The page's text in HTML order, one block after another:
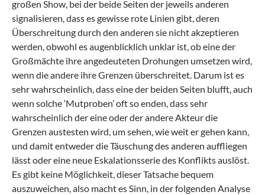
großen Show, bei der beide Seiten der jeweils anderen
signalisieren, dass es gewisse rote Linien gibt, deren
Überschreitung durch den anderen sie nicht akzeptieren
werden, obwohl es augenblicklich unklar ist, ob eine der
Großmächte ihre angedeuteten Drohungen umsetzen wird,
wenn die andere ihre Grenzen überschreitet. Darum ist es
sehr wahrscheinlich, dass eine der beiden Seiten blufft, auch
wenn solche ‘Mutproben’ oft so enden, dass sehr
wahrscheinlich der eine oder der andere Akteur die
Grenzen austesten wird, um sehen, wie weit er gehen kann,
und damit entweder die Täuschung des anderen auffliegen
lässt oder eine neue Eskalationsserie des Konflikts auslöst.
Es gibt keine Möglichkeit, dieser Tatsache bequem
auszuweichen, also macht es Sinn, in der folgenden Analyse